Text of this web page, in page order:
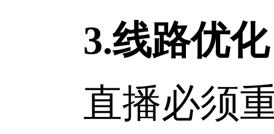
3.线路优化
直播必须重